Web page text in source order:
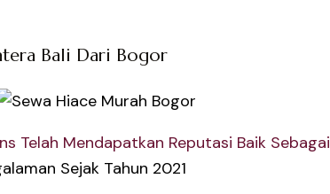
Bali Dari Bogor
Telah Mendapatkan Reputasi Baik Sebagai
Sejak Tahun 2021